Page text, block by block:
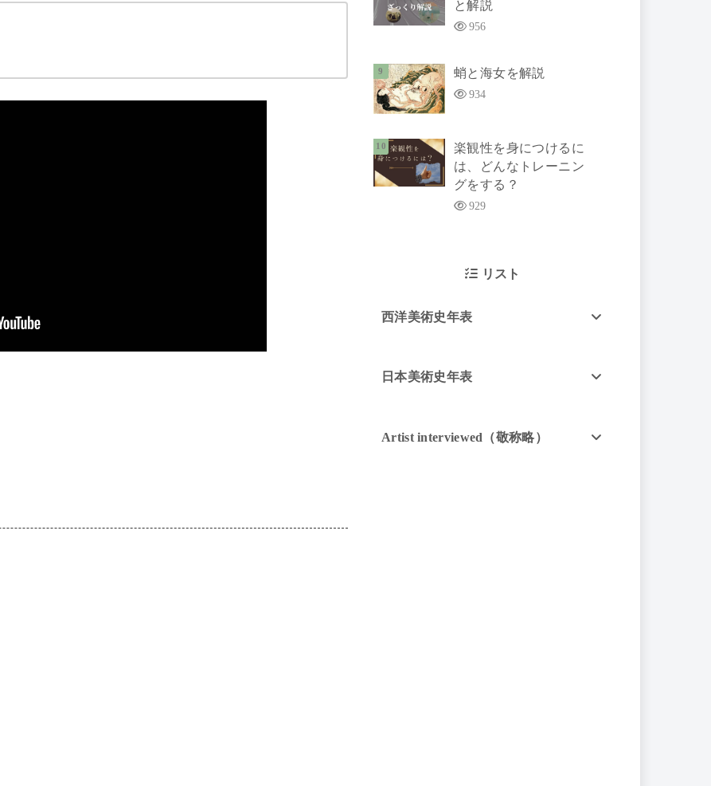
と解説
956
蛸と海女を解説
934
楽観性を身につけるに
は、どんなトレーニン
グをする？
929
リスト
西洋美術史年表
日本美術史年表
Artist interviewed（敬称略）